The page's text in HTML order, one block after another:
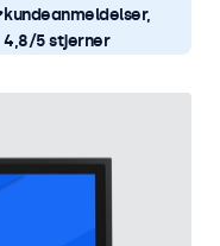
kundeanmeldelser,
4,8/5 stjerner